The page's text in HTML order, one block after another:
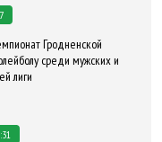
Гродненской
среди мужских и
лиги